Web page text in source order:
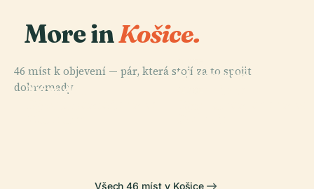
More inKošice.
46 míst k objevení — pár, která stojí za to spojit
dohromady.
PLACE
Národní
Slovenské
PLACE
Všech 46 míst v Košice